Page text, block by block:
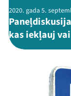
2020. gada 5.
kas iekļauj